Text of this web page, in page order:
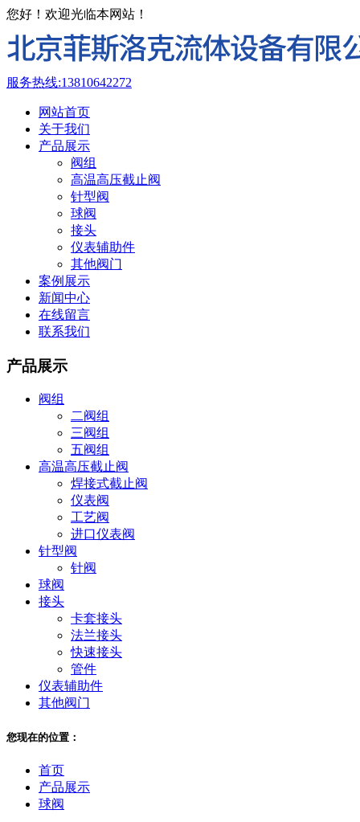
您好！欢迎光临本网站！
服务热线:13810642272
网站首页
关于我们
产品展示
阀组
高温高压截止阀
针型阀
球阀
接头
仪表辅助件
其他阀门
案例展示
新闻中心
在线留言
联系我们
产品展示
阀组
二阀组
三阀组
五阀组
高温高压截止阀
焊接式截止阀
仪表阀
工艺阀
进口仪表阀
针型阀
针阀
球阀
接头
卡套接头
法兰接头
快速接头
管件
仪表辅助件
其他阀门
您现在的位置：
首页
产品展示
球阀